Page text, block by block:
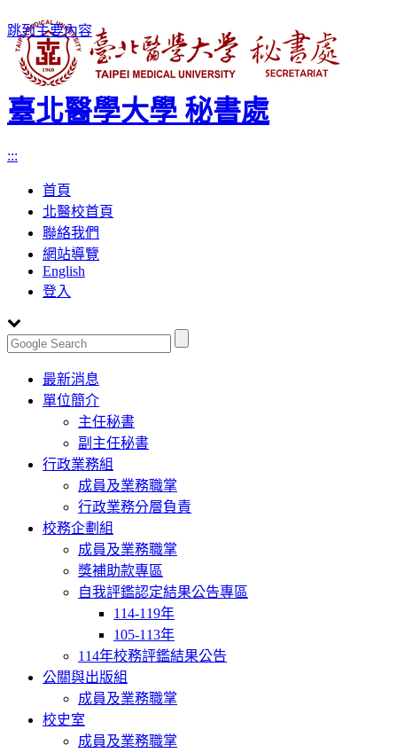
跳到主要內容
臺北醫學大學 秘書處
:::
首頁
北醫校首頁
聯絡我們
網站導覽
English
登入
Toggle
navigation
最新消息
單位簡介
主任秘書
副主任秘書
行政業務組
成員及業務職掌
行政業務分層負責
校務企劃組
成員及業務職掌
獎補助款專區
自我評鑑認定結果公告專區
114-119年
105-113年
114年校務評鑑結果公告
公關與出版組
成員及業務職掌
校史室
成員及業務職掌